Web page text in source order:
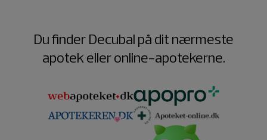
Du finder Decubal på dit nærmeste
apotek eller online-apotekerne.